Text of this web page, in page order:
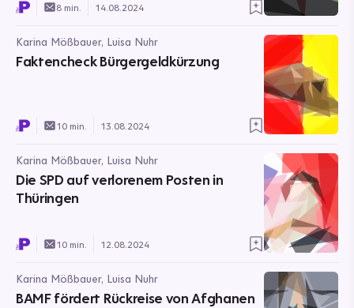
8 min. 14.08.2024
Karina Mößbauer, Luisa Nuhr
Faktencheck Bürgergeldkürzung
10 min. 13.08.2024
Karina Mößbauer, Luisa Nuhr
Die SPD auf verlorenem Posten in
Thüringen
10 min. 12.08.2024
Karina Mößbauer, Luisa Nuhr
BAMF fördert Rückreise von Afghanen